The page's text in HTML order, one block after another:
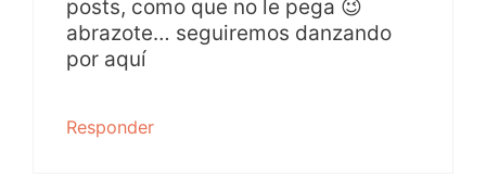
posts, como que no le pega 😉
abrazote… seguiremos danzando
por aquí
Responder